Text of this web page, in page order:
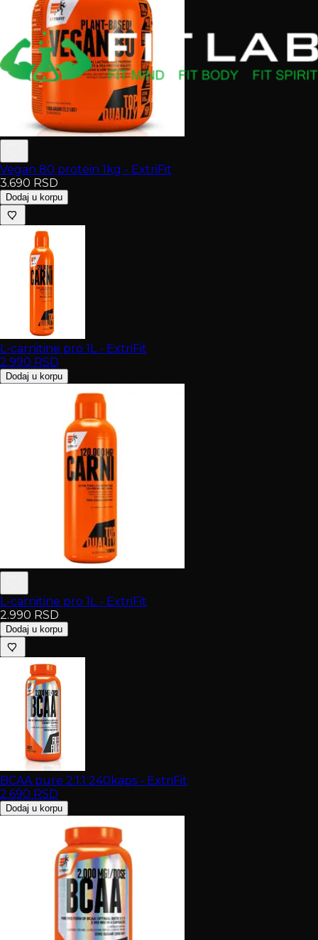
Vegan 80 protein 1kg - ExtriFit
3.690 RSD
Dodaj u korpu
L-carnitine pro 1L - ExtriFit
2.990 RSD
Dodaj u korpu
L-carnitine pro 1L - ExtriFit
2.990 RSD
Dodaj u korpu
BCAA pure 2:1:1 240kaps - ExtriFit
2.690 RSD
Dodaj u korpu